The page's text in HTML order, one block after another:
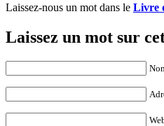
Laissez-nous un mot dans le Livre
Laissez un mot sur